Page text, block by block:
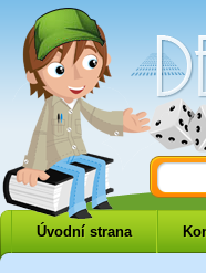
Úvodní strana